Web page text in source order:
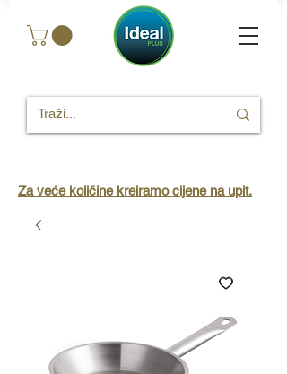
Za veće količine kreiramo cijene na upit.